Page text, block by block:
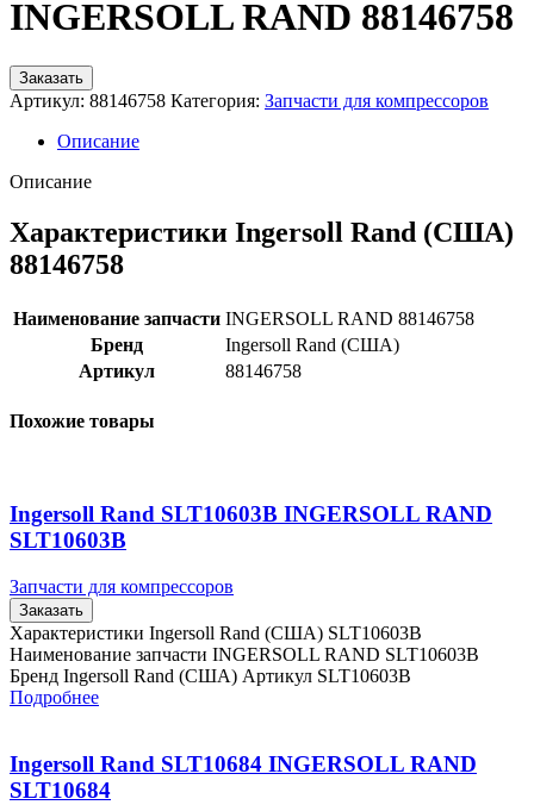
INGERSOLL RAND 88146758
Заказать
Артикул: 88146758 Категория: Запчасти для компрессоров
Описание
Описание
Характеристики Ingersoll Rand (США)
88146758
Наименование запчасти INGERSOLL RAND 88146758
Бренд
Ingersoll Rand (США)
Артикул
88146758
Похожие товары
Ingersoll Rand SLT10603B INGERSOLL RAND
SLT10603B
Запчасти для компрессоров
Заказать
Характеристики Ingersoll Rand (США) SLT10603B
Наименование запчасти INGERSOLL RAND SLT10603B
Бренд Ingersoll Rand (США) Артикул SLT10603B
Подробнее
Ingersoll Rand SLT10684 INGERSOLL RAND
SLT10684